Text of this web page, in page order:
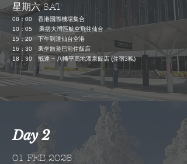
星期六 SAT
08：00 香港國際機場集合
10：05 乘搭大灣區航空飛往仙台
15：20 下午到達仙台空港
16：30 乘坐旅遊巴前住飯店
18：30抵達 ~ 八幡平高地溫泉飯店 (住宿3晚)
Day 2
01 FEB 2026